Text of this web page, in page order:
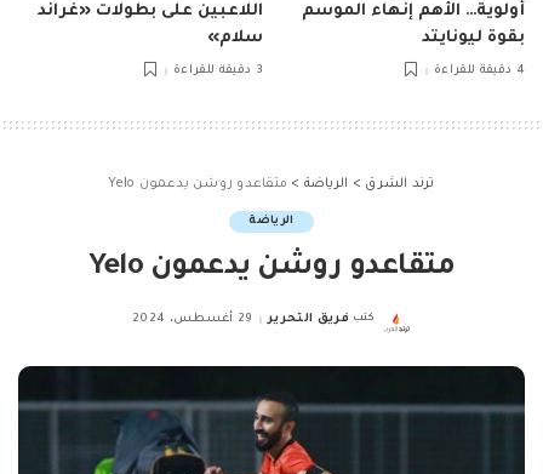
أولوية… الأهم إنهاء الموسم
بقوة ليونايتد
4 دقيقة للقراءة
اللاعبين على بطولات «غراند
سلام»
3 دقيقة للقراءة
ترند الشرق > الرياضة > متقاعدو روشن يدعمون Yelo
الرياضة
متقاعدو روشن يدعمون Yelo
Posted
كتب فريق التحرير 29 أغسطس، 2024